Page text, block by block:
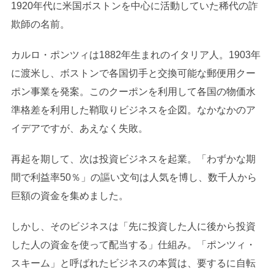
1920年代に米国ボストンを中心に活動していた稀代の詐
欺師の名前。
カルロ・ポンツィは1882年生まれのイタリア人。1903年
に渡米し、ボストンで各国切手と交換可能な郵便用クー
ポン事業を発案。このクーポンを利用して各国の物価水
準格差を利用した鞘取りビジネスを企図。なかなかのア
イデアですが、あえなく失敗。
再起を期して、次は投資ビジネスを起業。「わずかな期
間で利益率50％」の謳い文句は人気を博し、数千人から
巨額の資金を集めました。
しかし、そのビジネスは「先に投資した人に後から投資
した人の資金を使って配当する」仕組み。「ポンツィ・
スキーム」と呼ばれたビジネスの本質は、要するに自転